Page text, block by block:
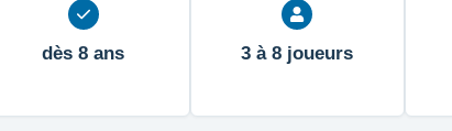
dès 8 ans 3 à 8 joueurs